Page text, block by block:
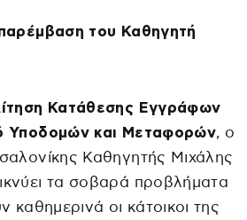
του Καθηγητή
Κατάθεσης Εγγράφων
Υποδομών και Μεταφορών, ο
Καθηγητής Μιχάλης
τα σοβαρά προβλήματα
καθημερινά οι κάτοικοι της